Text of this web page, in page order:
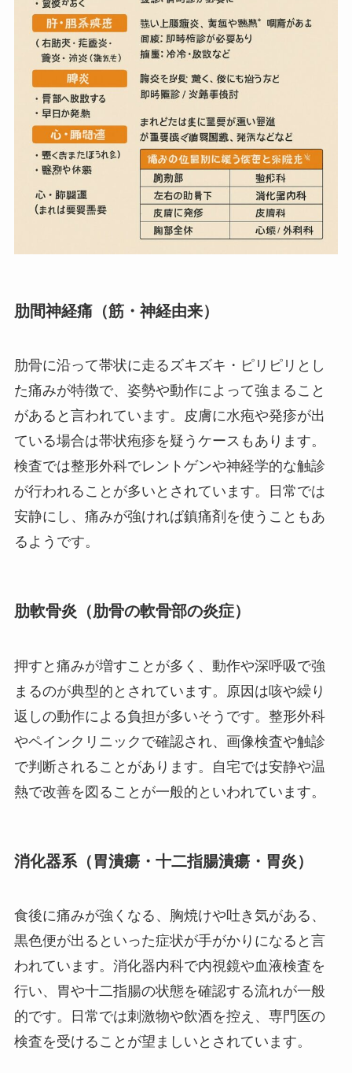
肋間神経痛（筋・神経由来）
肋骨に沿って帯状に走るズキズキ・ピリピリとし
た痛みが特徴で、姿勢や動作によって強まること
があると言われています。皮膚に水疱や発疹が出
ている場合は帯状疱疹を疑うケースもあります。
検査では整形外科でレントゲンや神経学的な触診
が行われることが多いとされています。日常では
安静にし、痛みが強ければ鎮痛剤を使うこともあ
るようです。
肋軟骨炎（肋骨の軟骨部の炎症）
押すと痛みが増すことが多く、動作や深呼吸で強
まるのが典型的とされています。原因は咳や繰り
返しの動作による負担が多いそうです。整形外科
やペインクリニックで確認され、画像検査や触診
で判断されることがあります。自宅では安静や温
熱で改善を図ることが一般的といわれています。
消化器系（胃潰瘍・十二指腸潰瘍・胃炎）
食後に痛みが強くなる、胸焼けや吐き気がある、
黒色便が出るといった症状が手がかりになると言
われています。消化器内科で内視鏡や血液検査を
行い、胃や十二指腸の状態を確認する流れが一般
的です。日常では刺激物や飲酒を控え、専門医の
検査を受けることが望ましいとされています。